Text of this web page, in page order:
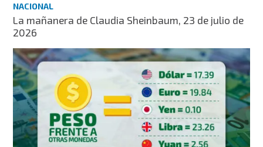
NACIONAL
La mañanera de Claudia Sheinbaum, 23 de julio de
2026